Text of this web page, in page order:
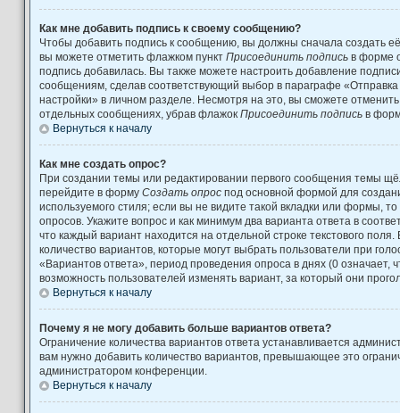
Как мне добавить подпись к своему сообщению?
Чтобы добавить подпись к сообщению, вы должны сначала создать
вы можете отметить флажком пункт Присоединить подпись в форме
подпись добавилась. Вы также можете настроить добавление
сообщениям, сделав соответствующий выбор в параграфе
настройки» в личном разделе. Несмотря на это, вы сможете
отдельных сообщениях, убрав флажок Присоединить подпись в
Вернуться к началу
Как мне создать опрос?
При создании темы или редактировании первого сообщения темы
перейдите в форму Создать опрос под основной формой для
используемого стиля; если вы не видите такой вкладки или формы,
опросов. Укажите вопрос и как минимум два варианта ответа в
что каждый вариант находится на отдельной строке текстового
количество вариантов, которые могут выбрать пользователи при
«Вариантов ответа», период проведения опроса в днях (0 означает,
возможность пользователей изменять вариант, за который они
Вернуться к началу
Почему я не могу добавить больше вариантов ответа?
Ограничение количества вариантов ответа устанавливается
вам нужно добавить количество вариантов, превышающее это
администратором конференции.
Вернуться к началу